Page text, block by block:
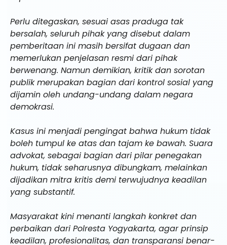
Perlu ditegaskan, sesuai asas praduga tak
bersalah, seluruh pihak yang disebut dalam
pemberitaan ini masih bersifat dugaan dan
memerlukan penjelasan resmi dari pihak
berwenang. Namun demikian, kritik dan sorotan
publik merupakan bagian dari kontrol sosial yang
dijamin oleh undang-undang dalam negara
demokrasi.
Kasus ini menjadi pengingat bahwa hukum tidak
boleh tumpul ke atas dan tajam ke bawah. Suara
advokat, sebagai bagian dari pilar penegakan
hukum, tidak seharusnya dibungkam, melainkan
dijadikan mitra kritis demi terwujudnya keadilan
yang substantif.
Masyarakat kini menanti langkah konkret dan
perbaikan dari Polresta Yogyakarta, agar prinsip
keadilan, profesionalitas, dan transparansi benar-